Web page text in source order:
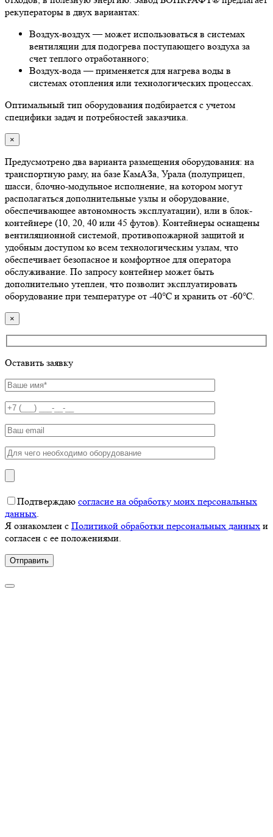
рекуператоры в двух вариантах:
Воздух-воздух — может использоваться в системах
вентиляции для подогрева поступающего воздуха за
счет теплого отработанного;
Воздух-вода — применяется для нагрева воды в
системах отопления или технологических процессах.
Оптимальный тип оборудования подбирается с учетом
специфики задач и потребностей заказчика.
×
Предусмотрено два варианта размещения оборудования: на
транспортную раму, на базе КамАЗа, Урала (полуприцеп,
шасси, блочно-модульное исполнение, на котором могут
располагаться дополнительные узлы и оборудование,
обеспечивающее автономность эксплуатации), или в блок-
контейнере (10, 20, 40 или 45 футов). Контейнеры оснащены
вентиляционной системой, противопожарной защитой и
удобным доступом ко всем технологическим узлам, что
обеспечивает безопасное и комфортное для оператора
обслуживание. По запросу контейнер может быть
дополнительно утеплен, что позволит эксплуатировать
оборудование при температуре от -40℃ и хранить от -60℃.
×
Оставить заявку
Подтверждаю согласие на обработку моих персональных
данных.
Я ознакомлен с Политикой обработки персональных данных и
согласен с ее положениями.